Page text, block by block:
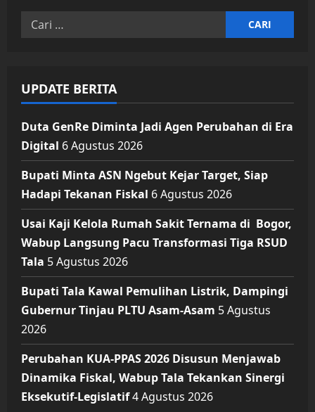
Cari
UPDATE BERITA
Duta GenRe Diminta Jadi Agen Perubahan di Era
Digital 6 Agustus 2026
Bupati Minta ASN Ngebut Kejar Target, Siap
Hadapi Tekanan Fiskal 6 Agustus 2026
Usai Kaji Kelola Rumah Sakit Ternama di Bogor,
Wabup Langsung Pacu Transformasi Tiga RSUD
Tala 5 Agustus 2026
Bupati Tala Kawal Pemulihan Listrik, Dampingi
Gubernur Tinjau PLTU Asam-Asam 5 Agustus
2026
Perubahan KUA-PPAS 2026 Disusun Menjawab
Dinamika Fiskal, Wabup Tala Tekankan Sinergi
Eksekutif-Legislatif4 Agustus 2026